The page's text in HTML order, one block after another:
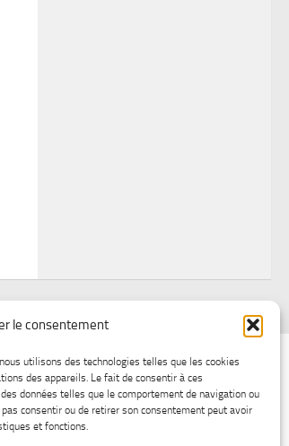
le consentement
utilisons des technologies telles que les cookies
des appareils. Le fait de consentir à ces
données telles que le comportement de navigation ou
consentir ou de retirer son consentement peut avoir
et fonctions.
Jean glace Boutique en ligne